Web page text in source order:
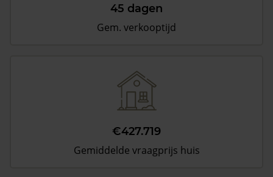
45 dagen
Gem. verkooptijd
€427.719
Gemiddelde vraagprijs huis